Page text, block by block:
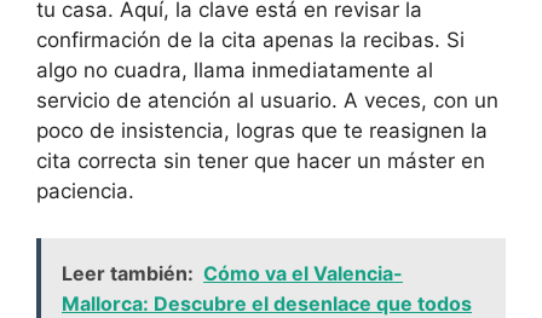
tu casa. Aquí, la clave está en revisar la
confirmación de la cita apenas la recibas. Si
algo no cuadra, llama inmediatamente al
servicio de atención al usuario. A veces, con un
poco de insistencia, logras que te reasignen la
cita correcta sin tener que hacer un máster en
paciencia.
Leer también: Cómo va el Valencia-
Mallorca: Descubre el desenlace que todos